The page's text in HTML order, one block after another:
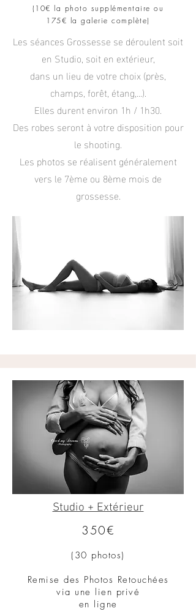
(10€ la photo supplémentaire ou
175€ la galerie complète)
Les séances Grossesse se déroulent soit
en Studio, soit en extérieur,
dans un lieu de votre choix (près,
champs, forêt, étang,...).
Elles durent environ 1h / 1h30.
Des robes seront à votre disposition pour
le shooting.
Les photos se réalisent généralement
vers le 7ème ou 8ème mois de
grossesse.
Studio + Extérieur
350€
(30 photos)
Remise des Photos Retouchées
via une lien privé
en ligne